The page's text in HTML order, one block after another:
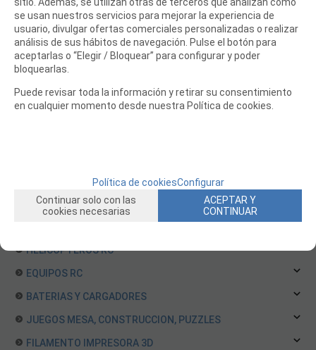
Repuestos TeamC
Repuestos Team Magic
Repuestos ThunderTiger
Repuestos Traxxas
Repuestos VRX
Repuestos WLToys Coches
Repuestos Carson
Repuestos RGT
HELICOPTEROS RC
EQUIPOS RC
BATERIAS Y CARGADORES
JUEGOS MESA, CONSTRUCCION, PUZZLES
FILAMENTO IMPRESORA 3D
se usan nuestros servicios para mejorar la experiencia de
usuario, divulgar ofertas comerciales personalizadas o realizar
análisis de sus hábitos de navegación. Pulse el botón para
aceptarlas o “Elegir / Bloquear” para configurar y poder
bloquearlas.
Puede revisar toda la información y retirar su consentimiento
en cualquier momento desde nuestra Política de cookies.
Política de cookiesConfigurar
Continuar solo con las
cookies necesarias
ACEPTAR Y
CONTINUAR